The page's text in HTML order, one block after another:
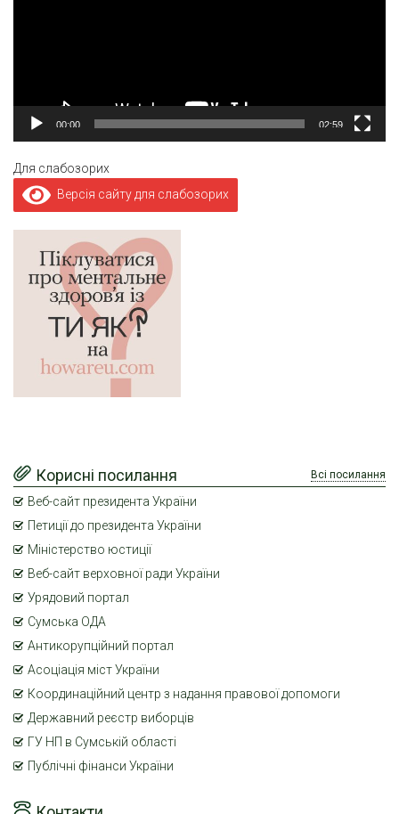
00:00 02:59
Для слабозорих
Версія сайту для слабозорих
Корисні посилання Всі посилання
Веб-сайт президента України
Петиції до президента України
Міністерство юстиції
Веб-сайт верховної ради України
Урядовий портал
Сумська ОДА
Антикорупційний портал
Асоціація міст України
Координаційний центр з надання правової допомоги
Державний реєстр виборців
ГУ НП в Сумській області
Публічні фінанси України